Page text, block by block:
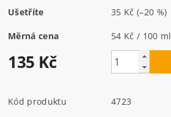
Ušetříte 35 Kč(–20 %)
Měrná cena 54 Kč / 100 ml
135 Kč
Kód produktu
4723